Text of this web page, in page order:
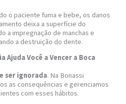
o paciente fuma e bebe, os danos
deixa a superfície do
a impregnação de manchas e
a destruição do dente.
Ajuda Você a Vencer a Boca
ser ignorada. Na Bonassi
as consequências e gerenciamos
com esses hábitos.